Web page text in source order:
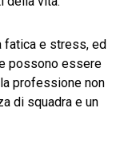
fatica e stress, ed
possono essere
professione non
di squadra e un